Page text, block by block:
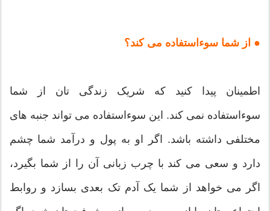
● از شما سوءاستفاده می کند؟
اطمینان پیدا کنید که شریک زندگی تان از شما
سوءاستفاده نمی کند. این سوءاستفاده می تواند جنبه های
مختلفی داشته باشد. اگر او به پول و درآمد شما چشم
دارد و سعی می کند با چرب زبانی آن را از شما بگیرد،
اگر می خواهد از شما یک آدم تک بعدی بسازد و روابط